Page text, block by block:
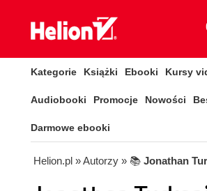
Kategorie Książki Ebooki Kursy
Audiobooki Promocje Nowości
Darmowe ebooki
Helion.pl » Autorzy » 📚 Jonathan